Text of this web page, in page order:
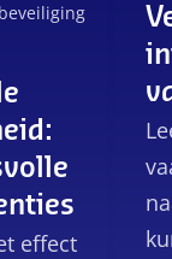
effect